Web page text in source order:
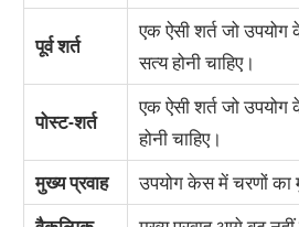
पूर्व शर्त
एक ऐसी शर्त जो
सत्य होनी चाहिए।
पोस्ट-शर्त
एक ऐसी शर्त जो
होनी चाहिए।
मुख्य प्रवाह
उपयोग केस में चरणों